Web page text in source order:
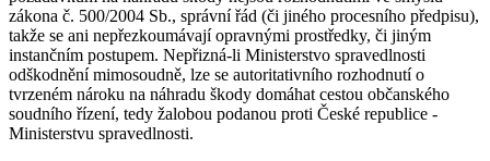
zákona č. 500/2004 Sb., správní řád (či jiného procesního předpisu),
takže se ani nepřezkoumávají opravnými prostředky, či jiným
instančním postupem. Nepřizná-li Ministerstvo spravedlnosti
odškodnění mimosoudně, lze se autoritativního rozhodnutí o
tvrzeném nároku na náhradu škody domáhat cestou občanského
soudního řízení, tedy žalobou podanou proti České republice -
Ministerstvu spravedlnosti.